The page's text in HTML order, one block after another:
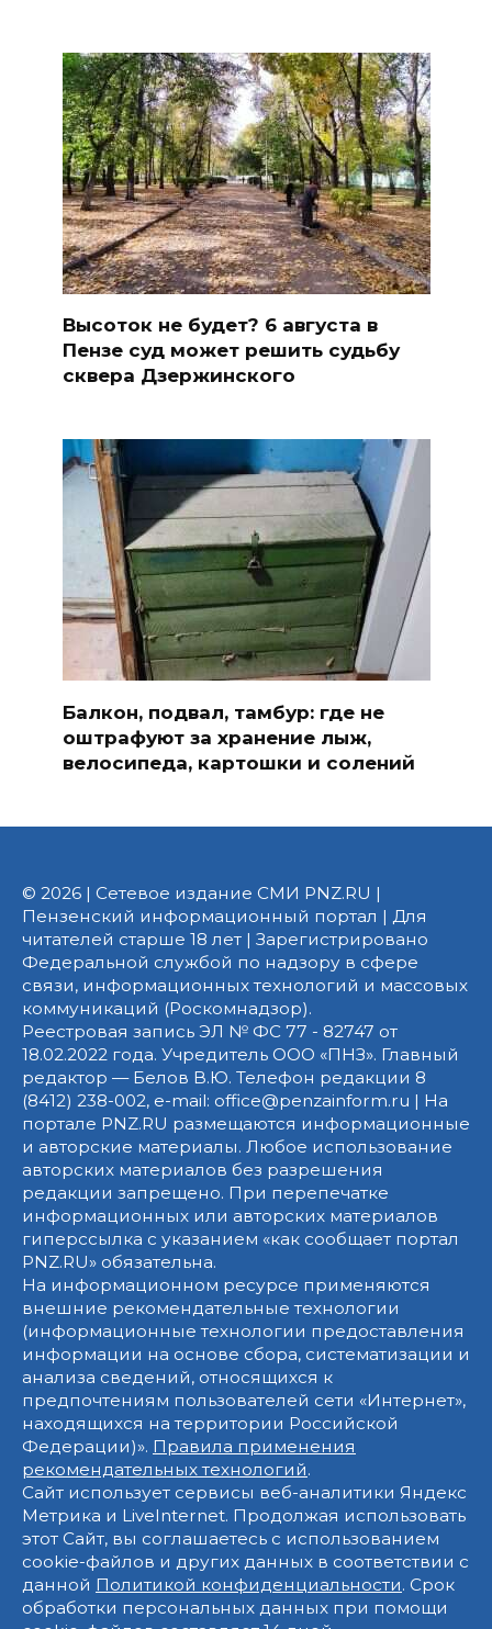
Высоток не будет? 6 августа в
Пензе суд может решить судьбу
сквера Дзержинского
Балкон, подвал, тамбур: где не
оштрафуют за хранение лыж,
велосипеда, картошки и солений
© 2026 | Сетевое издание СМИ PNZ.RU |
Пензенский информационный портал | Для
читателей старше 18 лет | Зарегистрировано
Федеральной службой по надзору в сфере
связи, информационных технологий и массовых
коммуникаций (Роскомнадзор).
Реестровая запись ЭЛ № ФС 77 - 82747 от
18.02.2022 года. Учредитель ООО «ПНЗ». Главный
редактор — Белов В.Ю. Телефон редакции 8
(8412) 238-002, e-mail: office@penzainform.ru | На
портале PNZ.RU размещаются информационные
и авторские материалы. Любое использование
авторских материалов без разрешения
редакции запрещено. При перепечатке
информационных или авторских материалов
гиперссылка с указанием «как сообщает портал
PNZ.RU» обязательна.
На информационном ресурсе применяются
внешние рекомендательные технологии
(информационные технологии предоставления
информации на основе сбора, систематизации и
анализа сведений, относящихся к
предпочтениям пользователей сети «Интернет»,
находящихся на территории Российской
Федерации)». Правила применения
рекомендательных технологий.
Сайт использует сервисы веб-аналитики Яндекс
Метрика и LiveInternet. Продолжая использовать
этот Сайт, вы соглашаетесь с использованием
cookie-файлов и других данных в соответствии с
данной Политикой конфиденциальности. Срок
обработки персональных данных при помощи